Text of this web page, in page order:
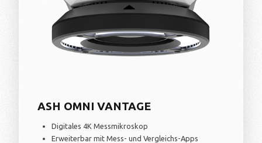
ASH OMNI VANTAGE
Digitales 4K Messmikroskop
Erweiterbar mit Mess- und Vergleichs-Apps